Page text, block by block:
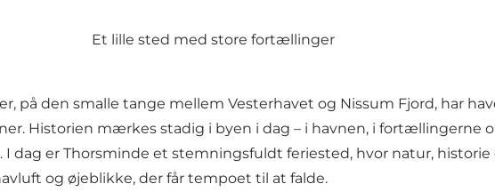
Et lille sted med store fortællinger
på den smalle tange mellem Vesterhavet og Nissum Fjord, har
Historien mærkes stadig i byen i dag – i havnen, i fortællingerne
dag er Thorsminde et stemningsfuldt feriested, hvor natur,
og øjeblikke, der får tempoet til at falde.